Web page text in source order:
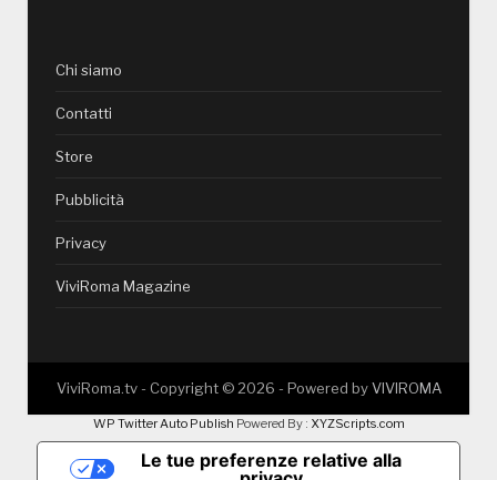
Chi siamo
Contatti
Store
Pubblicità
Privacy
ViviRoma Magazine
ViviRoma.tv - Copyright © 2026 - Powered byVIVIROMA
WP Twitter Auto Publish Powered By : XYZScripts.com
Le tue preferenze relative alla